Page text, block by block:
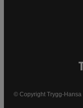
© Copyright Trygg-Hansa